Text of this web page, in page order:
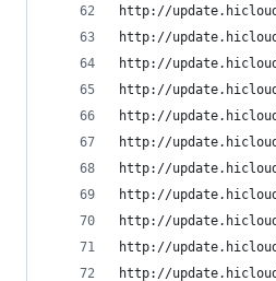
http://
http://
http://
http://
http://
http://
http://
http://
http://
http://
http://